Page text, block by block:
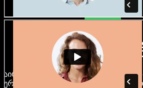
ბევრი ქალი და
ნებისმიერი
აირჩიე ასობით AI ხმა და აქცენტი,
ერთმანეთს არ ჰგავდეს და